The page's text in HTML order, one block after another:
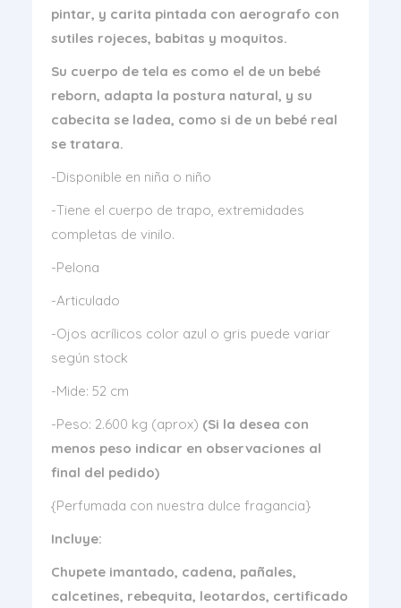
pintar, y carita pintada con aerografo con
sutiles rojeces, babitas y moquitos.
Su cuerpo de tela es como el de un bebé
reborn, adapta la postura natural, y su
cabecita se ladea, como si de un bebé real
se tratara.
-Disponible en niña o niño
-Tiene el cuerpo de trapo, extremidades
completas de vinilo.
-Pelona
-Articulado
-Ojos acrílicos color azul o gris puede variar
según stock
-Mide: 52 cm
-Peso: 2.600 kg (aprox) (Si la desea con
menos peso indicar en observaciones al
final del pedido)
{Perfumada con nuestra dulce fragancia}
Incluye:
Chupete imantado, cadena, pañales,
calcetines, rebequita, leotardos, certificado